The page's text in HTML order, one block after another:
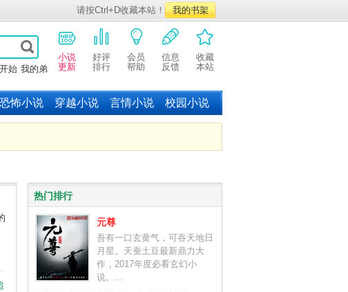
请按Ctrl+D收藏本站！ 我的书架
始 我的弟
小说
更新
好评
排行
会员
帮助
信息
反馈
收藏
本站
恐怖小说 穿越小说 言情小说 校园小说
热门排行
元尊
吾有一口玄黄气，可吞天地日
月星。天蚕土豆最新鼎力大
作，2017年度必看玄幻小
说。...